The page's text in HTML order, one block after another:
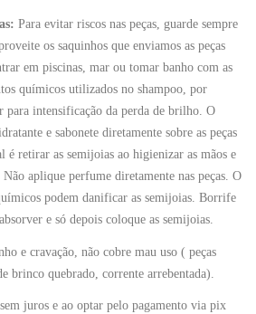
Para evitar riscos nas peças, guarde sempre
os saquinhos que enviamos as peças
em piscinas, mar ou tomar banho com as
químicos utilizados no shampoo, por
intensificação da perda de brilho. O
e sabonete diretamente sobre as peças
é retirar as semijoias ao higienizar as mãos e
Não aplique perfume diretamente nas peças. O
podem danificar as semijoias. Borrife
e só depois coloque as semijoias.
e cravação, não cobre mau uso ( peças
brinco quebrado, corrente arrebentada).
juros e ao optar pelo pagamento via pix